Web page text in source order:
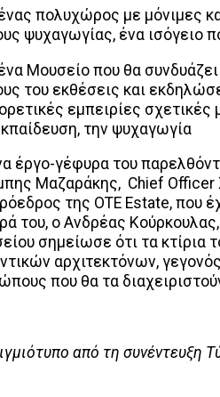
πολυχώρος με μόνιμες και
ψυχαγωγίας, ένα ισόγειο
Μουσείο που θα συνδυάζει
του εκθέσεις και
εμπειρίες σχετικές
την ψυχαγωγία
έργο-γέφυρα του
Μαζαράκης, Chief Officer
της ΟΤΕ Estate, που
του, ο Ανδρέας
σημείωσε ότι τα κτίρια
αρχιτεκτόνων,
που θα τα
από τη συνέντευξη